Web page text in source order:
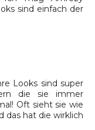
sind einfach der
Looks sind super
die sie immer
Oft sieht sie wie
das hat die wirklich